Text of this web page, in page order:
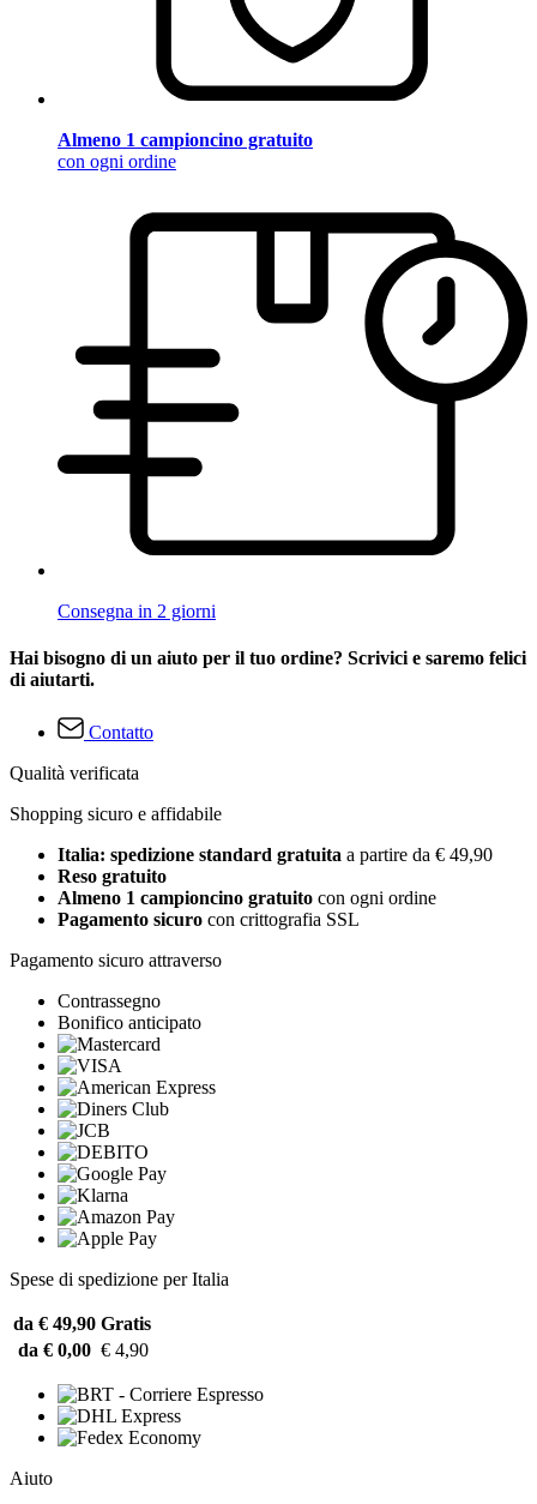
Almeno 1 campioncino gratuito
con ogni ordine
Consegna in 2 giorni
Hai bisogno di un aiuto per il tuo ordine? Scrivici e saremo felici
di aiutarti.
Contatto
Qualità verificata
Shopping sicuro e affidabile
Italia: spedizione standard gratuita a partire da € 49,90
Reso gratuito
Almeno 1 campioncino gratuito con ogni ordine
Pagamento sicuro con crittografia SSL
Pagamento sicuro attraverso
Contrassegno
Bonifico anticipato
Spese di spedizione per Italia
da € 49,90 Gratis
da € 0,00 € 4,90
Aiuto